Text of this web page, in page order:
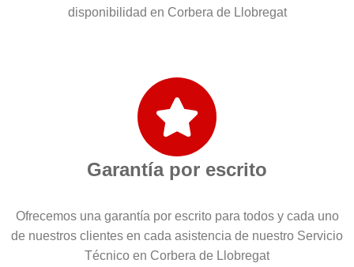
disponibilidad en Corbera de Llobregat
Garantía por escrito
Ofrecemos una garantía por escrito para todos y cada uno
de nuestros clientes en cada asistencia de nuestro Servicio
Técnico en Corbera de Llobregat